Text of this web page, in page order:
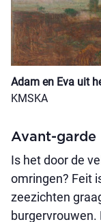
Adam en Eva uit
KMSKA
Avant-garde
Is het door de
omringen? Feit
zeezichten
burgervrouwen.